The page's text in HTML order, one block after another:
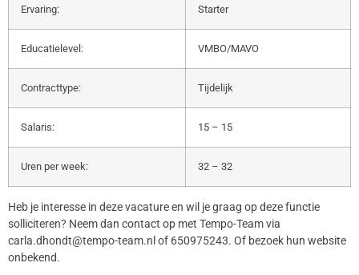
Ervaring: Starter
Educatielevel: VMBO/MAVO
Contracttype: Tijdelijk
Salaris: 15 – 15
Uren per week: 32 – 32
Heb je interesse in deze vacature en wil je graag op deze functie
solliciteren? Neem dan contact op met Tempo-Team via
carla.dhondt@tempo-team.nl of 650975243. Of bezoek hun website
onbekend.